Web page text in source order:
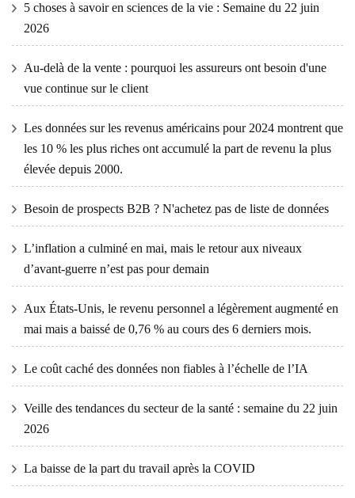
5 choses à savoir en sciences de la vie : Semaine du 22 juin
2026
Au-delà de la vente : pourquoi les assureurs ont besoin d'une
vue continue sur le client
Les données sur les revenus américains pour 2024 montrent que
les 10 % les plus riches ont accumulé la part de revenu la plus
élevée depuis 2000.
Besoin de prospects B2B ? N'achetez pas de liste de données
L’inflation a culminé en mai, mais le retour aux niveaux
d’avant-guerre n’est pas pour demain
Aux États-Unis, le revenu personnel a légèrement augmenté en
mai mais a baissé de 0,76 % au cours des 6 derniers mois.
Le coût caché des données non fiables à l’échelle de l’IA
Veille des tendances du secteur de la santé : semaine du 22 juin
2026
La baisse de la part du travail après la COVID